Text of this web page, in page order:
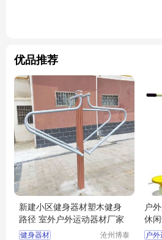
优品推荐
新建小区健身器材塑木健身
路径 室外户外运动器材厂家
健身器材
沧州博泰
户
休
加工
户